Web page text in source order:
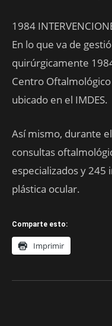
1984
En lo que va de
quirúrgicamente
Centro
ubicado en el IMDES.
Así mismo, durante
consultas
especializados y 245
plástica ocular.
Comparte esto:
Imprimir